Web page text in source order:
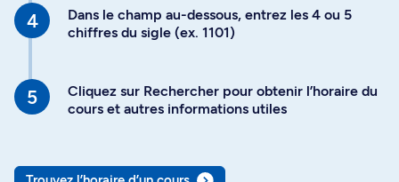
Dans le champ au-dessous, entrez les 4 ou 5
chiffres du sigle (ex. 1101)
Cliquez sur Rechercher pour obtenir l’horaire du
cours et autres informations utiles